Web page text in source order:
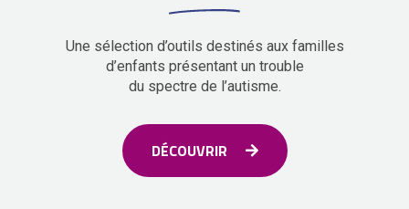
Une sélection d’outils destinés aux familles
d’enfants présentant un trouble
du spectre de l’autisme.
DÉCOUVRIR